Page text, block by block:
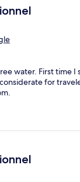
water. First time
for